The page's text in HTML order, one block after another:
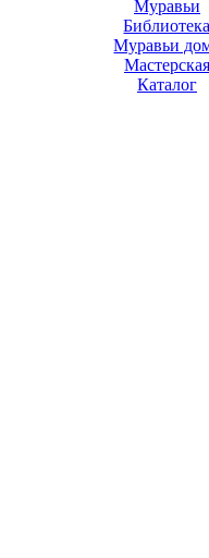
Муравьи
Муравьи
Мастерская
Каталог